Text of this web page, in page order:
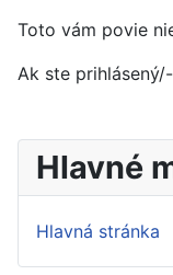
Toto vám povie
Ak ste
Hlavné
Hlavná stránka